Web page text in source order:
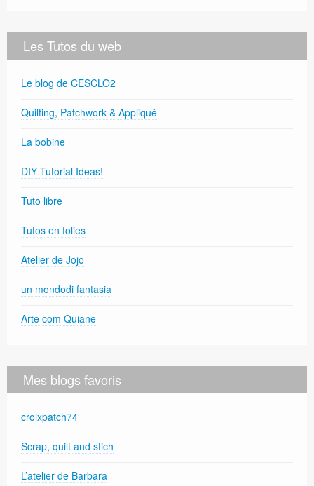
Les Tutos du web
Le blog de CESCLO2
Quilting, Patchwork & Appliqué
La bobine
DIY Tutorial Ideas!
Tuto libre
Tutos en folies
Atelier de Jojo
un mondodi fantasia
Arte com Quiane
Mes blogs favoris
croixpatch74
Scrap, quilt and stich
L’atelier de Barbara